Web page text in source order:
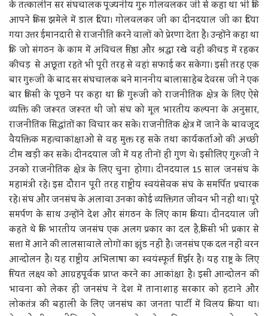
के तत्कालीन सर संघचालक पूज्यनीय गुरु गोलवलकर जी से कहा था भी कि
आपने किस झमेले में डाल दिया। गोलवलकर जी का दीनदयाल जी का दिया
गया उत्तर ईमानदारी से राजनीति करने वालों को प्रेरणा देता है। उन्होंने कहा था
कि जो संगठन के काम में अविचल निष्ठा और श्रद्धा रखे वहीं कीचड़ में रहकर
कीचड़ से अछूता रहते भी पूरी तरह से वहां सफाई कर सकेगा। इसी तरह एक
बार गुरुजी के बाद सर संघचालक बने माननीय बालासाहेब देवरस जी ने एक
बार किसी के पूछने पर कहा था कि गुरुजी को राजनीतिक क्षेत्र के लिए ऐसे
व्यक्ति की जरूरत जरूरत थी जो संघ को मूल भारतीय कल्पना के अनुसार,
राजनीतिक सिद्धांतों का विचार कर सके। राजनीतिक क्षेत्र में जाने के बावजूद
वैयक्तिक महत्वाकांक्षाओं से वह मुक्त रह सके तथा कार्यकर्ताओं की अच्छी
टीम खड़ी कर सके। दीनदयाल जी में यह तीनों ही गुण थे। इसीलिए गुरुजी ने
उनको राजनीतिक क्षेत्र के लिए चुना होगा। दीनदयाल 15 साल जनसंघ के
महामंत्री रहे। इस दौरान पूरी तरह राष्ट्रीय स्वयंसेवक संघ के समर्पित प्रचारक
रहे। संघ और जनसंघ के अलावा उनका कोई व्यक्तिगत जीवन भी नहीं था। पूरे
समर्पण के साथ उन्होंने देश और संगठन के लिए काम किया। दीनदयाल जी
कहते थे कि भारतीय जनसंघ एक अलग प्रकार का दल है,किसी भी प्रकार से
सत्ता में आने की लालसावाले लोगों का झुंड नहीं है। जनसंघ एक दल नहीं वरन
आन्दोलन है। यह राष्ट्रीय अभिलाषा का स्वयंस्फूर्त निर्झर है। यह राष्ट्र के लिए
नियत लक्ष्य को आग्रहपूर्वक प्राप्त करने का आकांक्षा है। इसी आन्दोलन की
भावना को लेकर ही जनसंघ ने देश में तानाशाह सरकार को हटाने और
लोकतंत्र की बहाली के लिए जनसंघ का जनता पार्टी में विलय किया था।